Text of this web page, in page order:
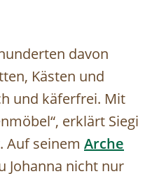
davon
Kästen und
und käferfrei. Mit
erklärt Siegi
Auf seinem Arche
Johanna nicht nur